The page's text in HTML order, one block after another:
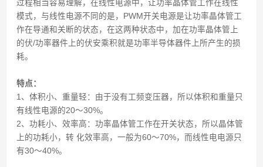
过程相当容易理解，在线性电源中，让功率晶体管工作在线性
模式，与线性电源不同的是，PWM开关电源是让功率晶体管工
作在导通和关断的状态，在这两种状态中，加在功率晶体管上
的伏/功率器件上的伏安乘积就是功率半导体器件上所产生的损
耗。
特点：
1、体积小、重量轻：由于没有工频变压器，所以体积和重量只
有线性电源的20～30%。
2、功耗小、效率高：功率晶体管工作在开关状态，所以晶体管
上的功耗小，转 化效率高，一般为60～70%，而线性电电源只
有30～40%。